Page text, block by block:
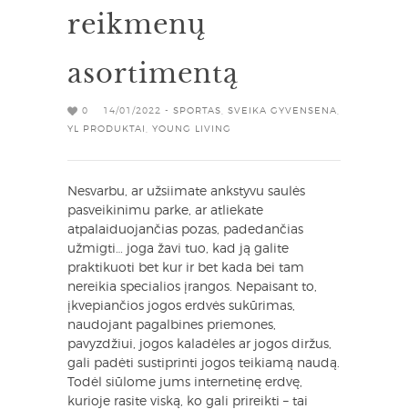
reikmenų
asortimentą
0 14/01/2022 - SPORTAS SVEIKA GYVENSENA
YL PRODUKTAI
YOUNG LIVING
Nesvarbu, ar užsiimate ankstyvu saulės
pasveikinimu parke, ar atliekate
atpalaiduojančias pozas, padedančias
užmigti… joga žavi tuo, kad ją galite
praktikuoti bet kur ir bet kada bei tam
nereikia specialios įrangos. Nepaisant to,
įkvepiančios jogos erdvės sukūrimas,
naudojant pagalbines priemones,
pavyzdžiui, jogos kaladėles ar jogos diržus,
gali padėti sustiprinti jogos teikiamą naudą.
Todėl siūlome jums internetinę erdvę,
kurioje rasite viską, ko gali prireikti – tai